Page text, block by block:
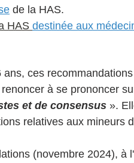
de la HAS.
HAS destinée aux
ces recommandations
à se prononcer
et de consensus ».
relatives aux mineurs
(novembre 2024), à